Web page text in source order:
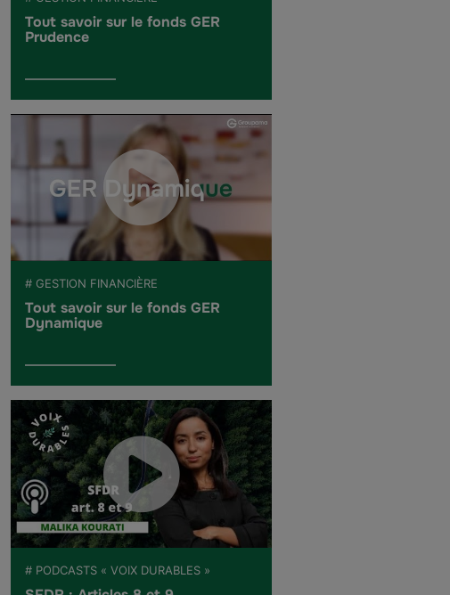
Tout savoir sur le fonds GER
Prudence
# GESTION FINANCIÈRE
Tout savoir sur le fonds GER
Dynamique
# PODCASTS « VOIX DURABLES »